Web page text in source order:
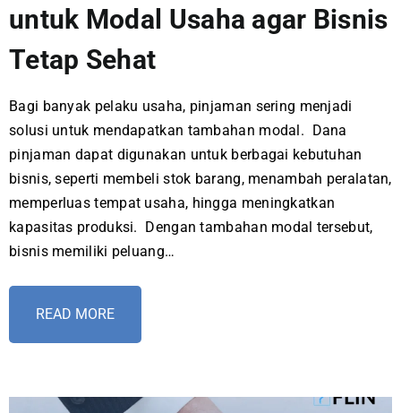
untuk Modal Usaha agar Bisnis
Tetap Sehat
Bagi banyak pelaku usaha, pinjaman sering menjadi
solusi untuk mendapatkan tambahan modal. Dana
pinjaman dapat digunakan untuk berbagai kebutuhan
bisnis, seperti membeli stok barang, menambah peralatan,
memperluas tempat usaha, hingga meningkatkan
kapasitas produksi. Dengan tambahan modal tersebut,
bisnis memiliki peluang…
READ MORE